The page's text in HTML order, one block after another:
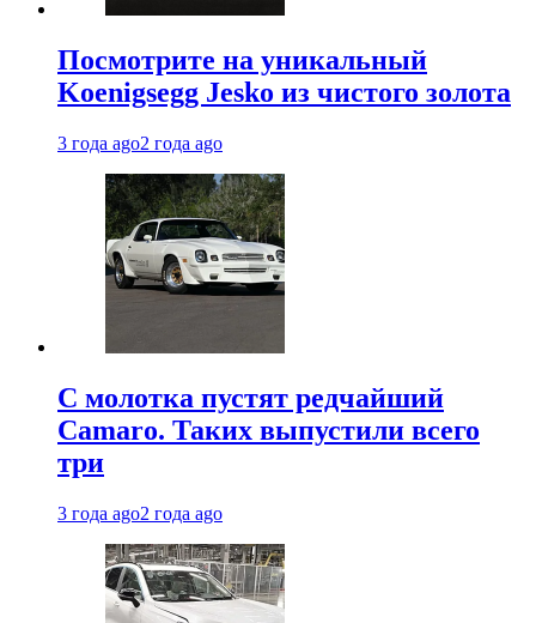
Посмотрите на уникальный
Koenigsegg Jesko из чистого золота
3 года ago2 года ago
С молотка пустят редчайший
Camaro. Таких выпустили всего
три
3 года ago2 года ago